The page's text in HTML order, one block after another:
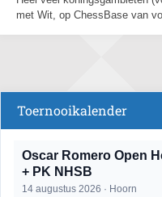
met Wit, op ChessBase van
Toernooikalender
Oscar Romero Open
+ PK NHSB
14 augustus 2026 · Hoorn